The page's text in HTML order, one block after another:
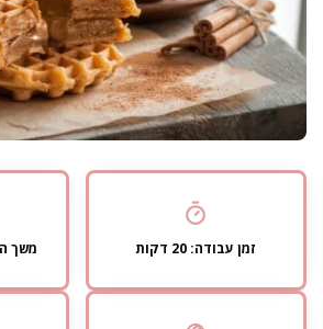
זמן עבודה: 20 דקות משך